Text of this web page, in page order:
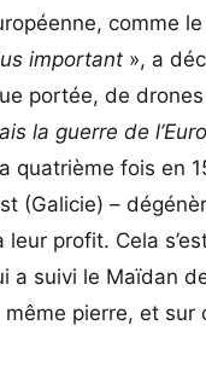
comme
important », a
portée, de
la guerre de
quatrième fois en
(Galicie) –
profit. Cela
suivi le Maïdan
pierre, et